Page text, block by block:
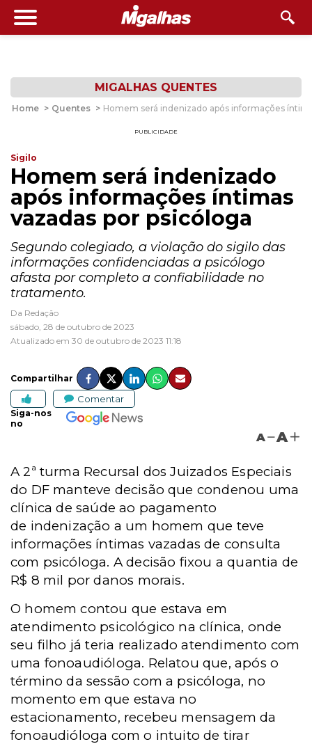
MIGALHAS QUENTES
Home > Quentes > Homem será indenizado após informações
PUBLICIDADE
Sigilo
Homem será indenizado
após informações íntimas
vazadas por psicóloga
Segundo colegiado, a violação do sigilo das
informações confidenciadas a psicólogo
afasta por completo a confiabilidade no
tratamento.
Da Redação
sábado, 28 de outubro de 2023
Atualizado em 30 de outubro de 2023 11:18
Compartilhar
Comentar
Siga-nos
no
A A
A 2ª turma Recursal dos Juizados Especiais
do DF manteve decisão que condenou uma
clínica de saúde ao pagamento
de indenização a um homem que teve
informações íntimas vazadas de consulta
com psicóloga. A decisão fixou a quantia de
R$ 8 mil por danos morais.
O homem contou que estava em
atendimento psicológico na clínica, onde
seu filho já teria realizado atendimento com
uma fonoaudióloga. Relatou que, após o
término da sessão com a psicóloga, no
momento em que estava no
estacionamento, recebeu mensagem da
fonoaudióloga com o intuito de tirar